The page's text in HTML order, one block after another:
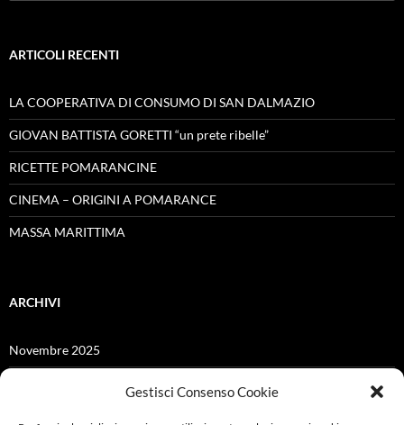
Gestisci Consenso Cookie
ARTICOLI RECENTI
LA COOPERATIVA DI CONSUMO DI SAN DALMAZIO
GIOVAN BATTISTA GORETTI “un prete ribelle”
RICETTE POMARANCINE
CINEMA – ORIGINI A POMARANCE
MASSA MARITTIMA
ARCHIVI
Novembre 2025